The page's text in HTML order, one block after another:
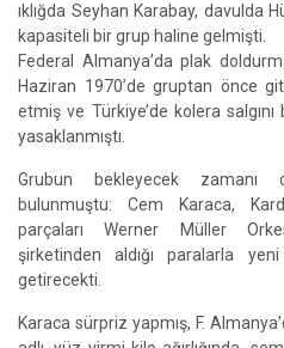
ıklığda Seyhan Karabay, davulda
kapasiteli bir grup haline gelmişti.
Federal Almanya’da plak
Haziran 1970’de gruptan önce
etmiş ve Türkiye’de kolera salgını
yasaklanmıştı.
Grubun bekleyecek zamanı
bulunmuştu: Cem Karaca,
parçaları Werner Müller
şirketinden aldığı paralarla
getirecekti.
Karaca sürpriz yapmış, F.